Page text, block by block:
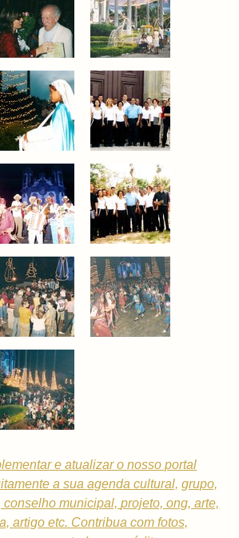
e atualizar o nosso portal
a suaagenda cultural, grupo,
conselho municipal,projeto, ong, arte,
artigo etc. Contribua com fotos,